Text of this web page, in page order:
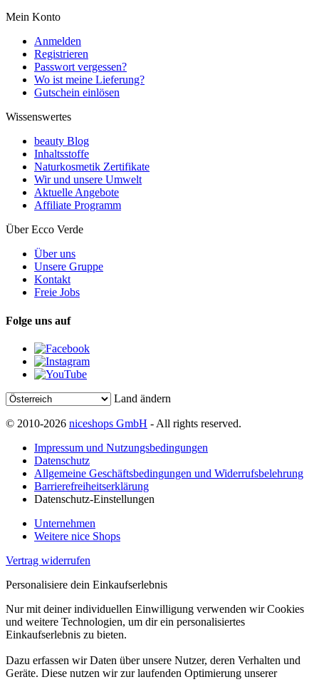
Mein Konto
Anmelden
Registrieren
Passwort vergessen?
Wo ist meine Lieferung?
Gutschein einlösen
Wissenswertes
beauty Blog
Inhaltsstoffe
Naturkosmetik Zertifikate
Wir und unsere Umwelt
Aktuelle Angebote
Affiliate Programm
Über Ecco Verde
Über uns
Unsere Gruppe
Kontakt
Freie Jobs
Folge uns auf
Land ändern
© 2010-2026 niceshops GmbH - All rights reserved.
Impressum und Nutzungsbedingungen
Datenschutz
Allgemeine Geschäftsbedingungen und Widerrufsbelehrung
Barrierefreiheitserklärung
Datenschutz-Einstellungen
Unternehmen
Weitere nice Shops
Vertrag widerrufen
Personalisiere dein Einkaufserlebnis
Nur mit deiner individuellen Einwilligung verwenden wir Cookies
und weitere Technologien, um dir ein personalisiertes
Einkaufserlebnis zu bieten.
Dazu erfassen wir Daten über unsere Nutzer, deren Verhalten und
Geräte. Diese nutzen wir zur laufenden Optimierung unserer